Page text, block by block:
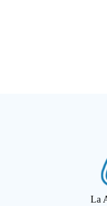
La